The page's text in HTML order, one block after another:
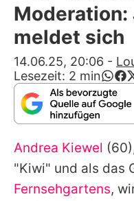
Alle
Moderation:
meldet sich
14.06.25, 20:06 -
Lesezeit: 2 min
Andrea Kiewel
"Kiwi" und als das
Fernsehgartens,